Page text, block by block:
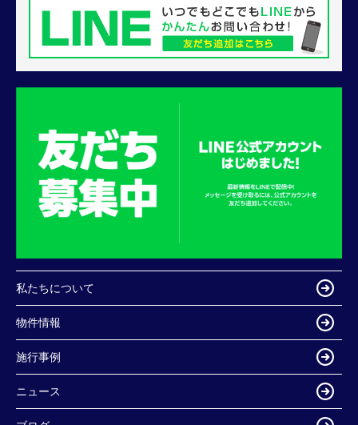
私たちについて
物件情報
施行事例
ニュース